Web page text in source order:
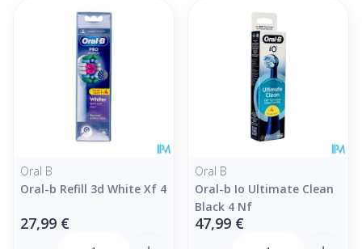
Oral B
Oral-b Refill 3d White Xf 4
27,99 €
Oral B
Oral-b Io Ultimate Clean
Black 4 Nf
47,99 €